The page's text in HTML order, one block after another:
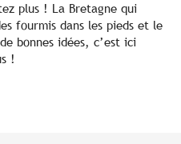
plus ! La Bretagne qui
fourmis dans les pieds et le
bonnes idées, c’est ici
!